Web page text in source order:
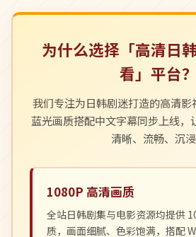
为什么选择「高清日
看」平台？
我们专注为日韩剧迷打造的高清影
蓝光画质搭配中文字幕同步上线，
清晰、流畅、沉浸
1080P 高清画质
全站日韩剧集与电影资源均提供
质，画面细腻、色彩饱满，搭配